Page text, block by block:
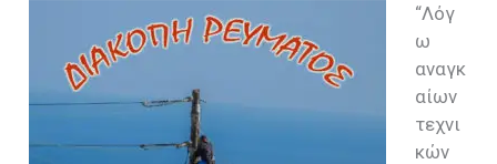
“Λόγ
ω
αναγκ
αίων
τεχνι
κών